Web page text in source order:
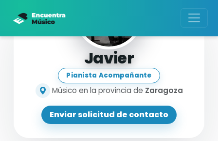
Javier
Pianista Acompañante
Músico en la provincia de Zaragoza
Enviar solicitud de contacto